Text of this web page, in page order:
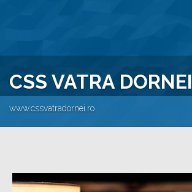
CSS VATRA DORNEI
www.cssvatradornei.ro